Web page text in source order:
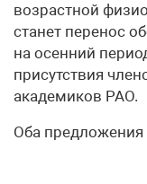
возрастной
станет перенос
на осенний
присутствия
академиков РАО.
Оба